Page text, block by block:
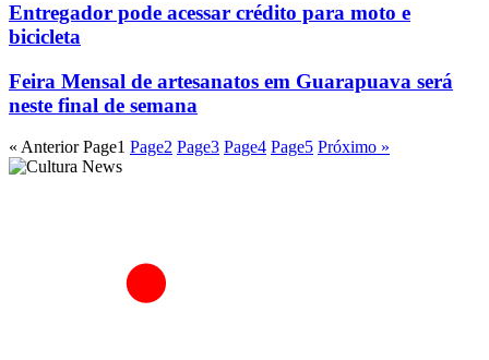
Entregador pode acessar crédito para moto e
bicicleta
Feira Mensal de artesanatos em Guarapuava será
neste final de semana
« Anterior Page1 Page2 Page3 Page4 Page5 Próximo »